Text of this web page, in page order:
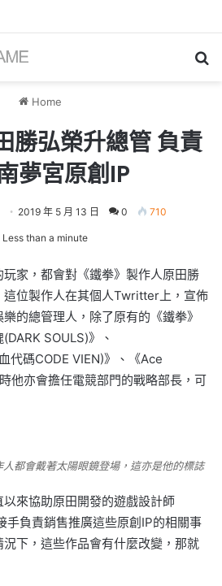
機試玩報告 源義經將是事件的起源！？
Home
勝弘榮升總管 負責
夢宮原創IP
2019 年 5 月 13 日 0 710
Less than a minute
家，都會對《鐵拳》製作人原田勝
這位製作人在其個人Twritter上，宣佈
的總管理人，除了原有的《鐵拳》
SOULS)》、
代碼CODE VIEN)》、《Ace
他亦會擔任電競部門的戰略部長，可
都會戴著太陽眼鏡登場，這亦是他的標誌
來協助原田開發的遊戲設計師
負責銷售推廣這些原創IP的相關事
下，這些作品會有什麼改變，那就